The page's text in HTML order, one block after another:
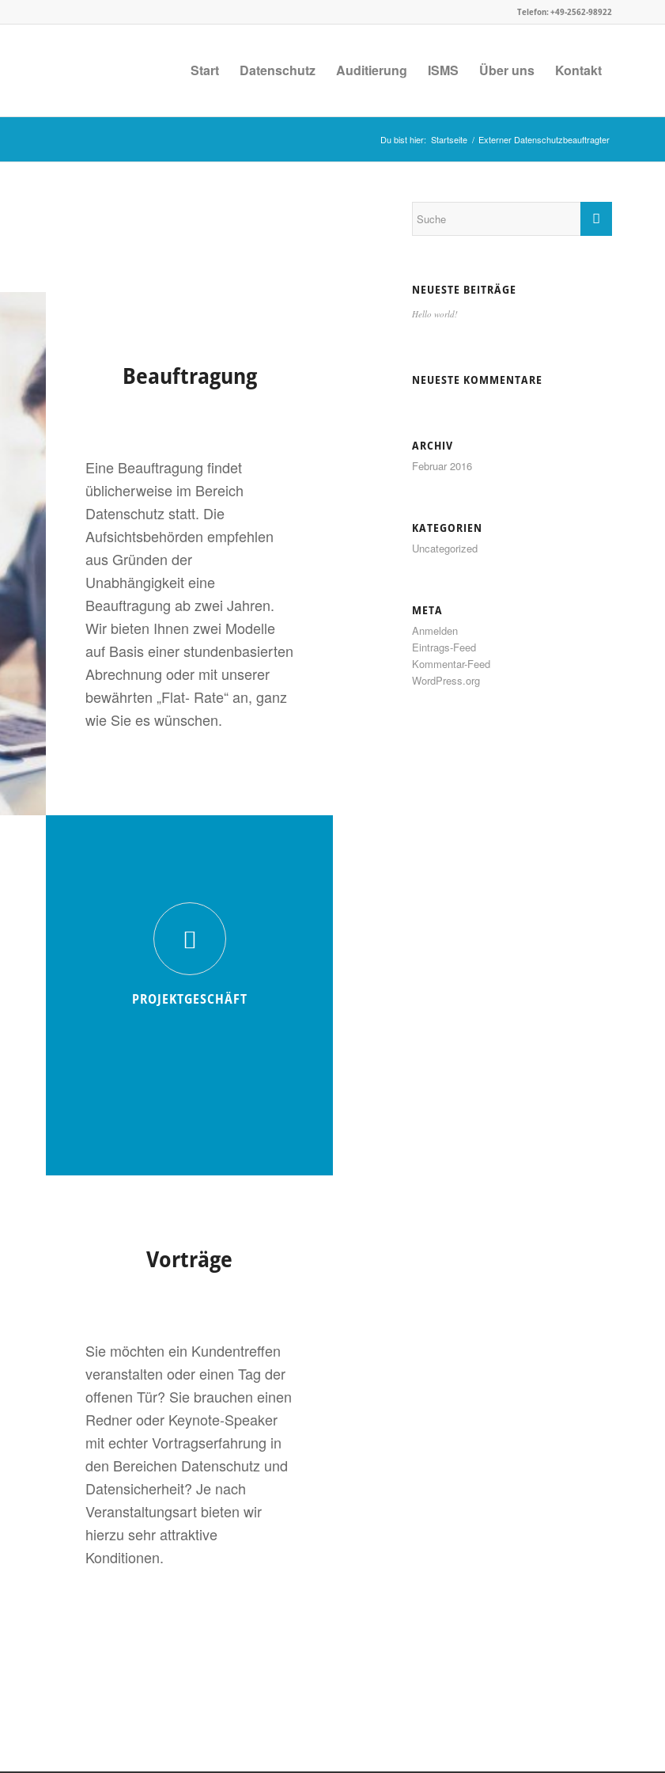
Telefon: +49-2562-98922
Start Datenschutz Auditierung ISMS Über uns Kontakt
Du bist hier: Startseite / Externer Datenschutzbeauftragter
Beauftragung
Eine Beauftragung findet
üblicherweise im Bereich
Datenschutz statt. Die
Aufsichtsbehörden empfehlen
aus Gründen der
Unabhängigkeit eine
Beauftragung ab zwei Jahren.
Wir bieten Ihnen zwei Modelle
auf Basis einer stundenbasierten
Abrechnung oder mit unserer
bewährten „Flat- Rate“ an, ganz
wie Sie es wünschen.
PROJEKTGESCHÄFT
Vorträge
Sie möchten ein Kundentreffen
veranstalten oder einen Tag der
offenen Tür? Sie brauchen einen
Redner oder Keynote-Speaker
mit echter Vortragserfahrung in
den Bereichen Datenschutz und
Datensicherheit? Je nach
Veranstaltungsart bieten wir
hierzu sehr attraktive
Konditionen.
NEUESTE BEITRÄGE
Hello world!
NEUESTE KOMMENTARE
ARCHIV
Februar 2016
KATEGORIEN
Uncategorized
META
Anmelden
Eintrags-Feed
Kommentar-Feed
WordPress.org